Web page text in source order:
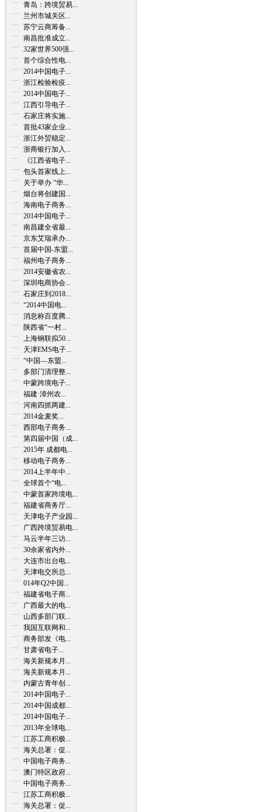
青岛：跨境贸易...
兰州市城关区...
苏宁云商筹备...
南昌批准成立...
32家世界500强...
首个综合性电...
2014中国电子...
浙江检验检疫...
2014中国电子...
江西引导电子...
石家庄将实施...
首批43家企业...
浙江外贸稳定...
浙商银行加入...
《江西省电子...
包头首家线上...
关于举办 “华...
烟台将创建国...
海南电子商务...
2014中国电子...
南昌建全省最...
京东艾瑞承办...
首届中国-东盟...
福州电子商务...
2014安徽省农...
深圳电商协会...
石家庄到2018...
“2014中国电...
消息称百度腾...
陕西省“一村...
上海钢联拟50...
天津EMS电子...
“中国—东盟...
多部门清理整...
中蒙跨境电子...
福建·漳州农...
河南四抓两建...
2014金麦奖...
西部电子商务...
第四届中国（成...
2015年 成都电...
移动电子商务...
2014上半年中...
全球首个“电...
中蒙首家跨境电...
福建省商务厅...
天津电子产业园...
广西跨境贸易电...
马云半年三访...
30余家省内外...
大连市出台电...
天津电交所总...
014年Q2中国...
福建省电子商...
广西最大的电...
山西多部门联...
我国互联网和...
商务部发《电...
甘肃省电子...
海关新规本月...
海关新规本月...
内蒙古青年创...
2014中国电子...
2014中国成都...
2014中国电子...
2013年全球电...
江苏工商积极...
海关总署：促...
中国电子商务...
澳门特区政府...
中国电子商务...
江苏工商积极...
海关总署：促...